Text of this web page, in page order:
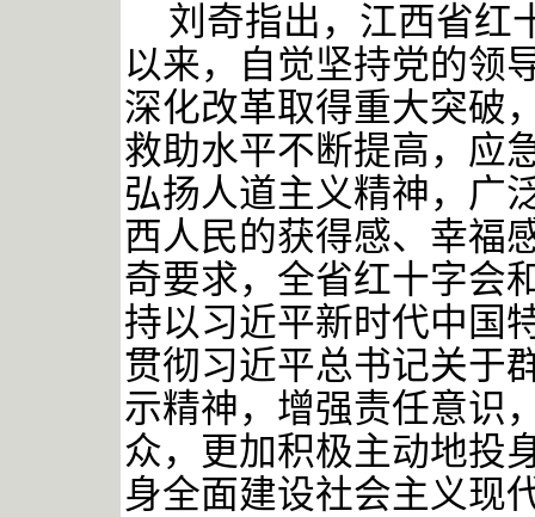
刘奇指出，江西省红
以来，自觉坚持党的领
深化改革取得重大突破
救助水平不断提高，应
弘扬人道主义精神，广
西人民的获得感、幸福
奇要求，全省红十字会
持以习近平新时代中国
贯彻习近平总书记关于
示精神，增强责任意识
众，更加积极主动地投
身全面建设社会主义现